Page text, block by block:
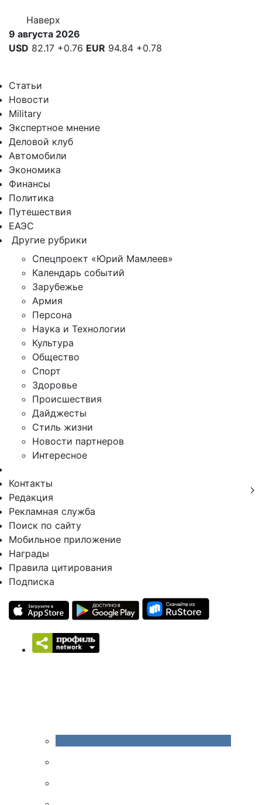
Наверх
9 августа 2026
USD 82.17 +0.76 EUR 94.84 +0.78
Статьи
Новости
Military
Экспертное мнение
Деловой клуб
Автомобили
Экономика
Финансы
Политика
Путешествия
ЕАЭС
Другие рубрики
Спецпроект «Юрий Мамлеев»
Календарь событий
Зарубежье
Армия
Персона
Наука и Технологии
Культура
Общество
Спорт
Здоровье
Происшествия
Дайджесты
Стиль жизни
Новости партнеров
Интересное
Контакты
Редакция
Рекламная служба
Поиск по сайту
Мобильное приложение
Награды
Правила цитирования
Подписка